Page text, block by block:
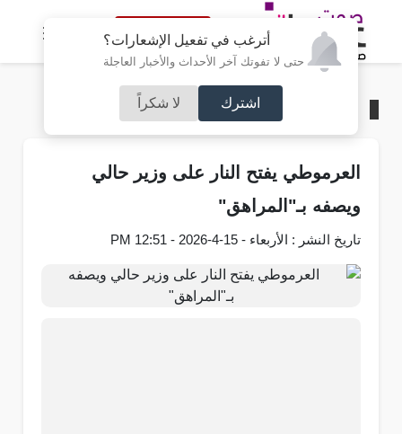
أترغب في تفعيل الإشعارات؟
حتى لا تفوتك آخر الأحداث والأخبار العاجلة
اشترك لا شكراً
النسخة الكاملة
مجلس الأمة
العرموطي يفتح النار على وزير حالي
ويصفه بـ"المراهق"
تاريخ النشر : الأربعاء - 15-4-2026 - 12:51 PM